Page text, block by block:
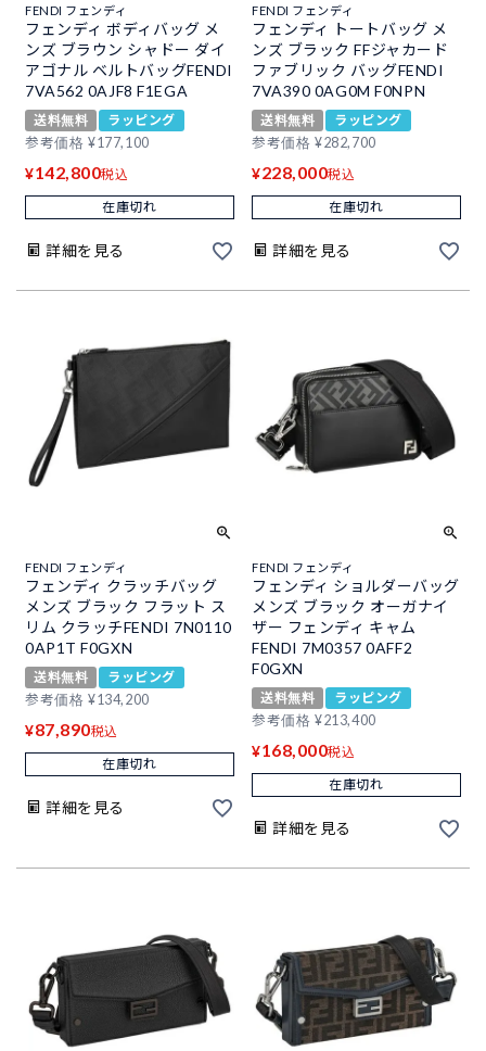
FENDI フェンディ
フェンディ ボディバッグ メ
ンズ ブラウン シャドー ダイ
アゴナル ベルトバッグFENDI
7VA562 0AJF8 F1EGA
送料無料
ラッピング
参考価格 ¥177,100
¥142,800税込
在庫切れ
詳細を見る
FENDI フェンディ
フェンディ トートバッグ メ
ンズ ブラック FFジャカード
ファブリック バッグFENDI
7VA390 0AG0M F0NPN
送料無料
ラッピング
参考価格 ¥282,700
¥228,000税込
在庫切れ
詳細を見る
FENDI フェンディ
フェンディ クラッチバッグ
メンズ ブラック フラット ス
リム クラッチFENDI 7N0110
0AP1T F0GXN
送料無料
ラッピング
参考価格 ¥134,200
¥87,890税込
在庫切れ
詳細を見る
FENDI フェンディ
フェンディ ショルダーバッグ
メンズ ブラック オーガナイ
ザー フェンディ キャム
FENDI 7M0357 0AFF2
F0GXN
送料無料
ラッピング
参考価格 ¥213,400
¥168,000税込
在庫切れ
詳細を見る